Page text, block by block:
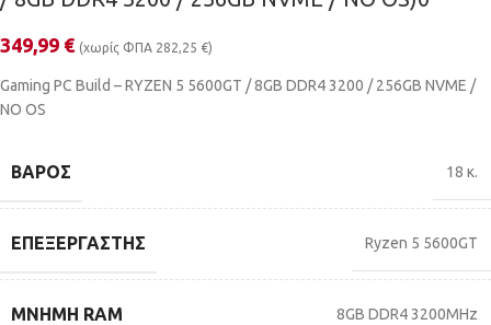
349,99 € (χωρίς ΦΠΑ 282,25 €)
Gaming PC Build – RYZEN 5 5600GT / 8GB DDR4 3200 / 256GB NVME /
NO OS
ΒΆΡΟΣ 18 κ.
ΕΠΕΞΕΡΓΑΣΤΉΣ Ryzen 5 5600GT
ΜΝΉΜΗ RAM 8GB DDR4 3200MHz